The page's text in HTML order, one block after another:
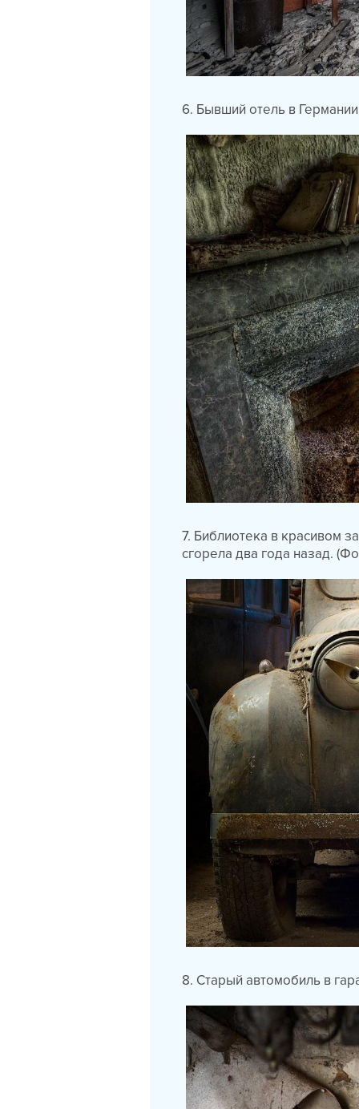
6. Бывший отель в
7. Библиотека в красивом
сгорела два года назад.
8. Старый автомобиль в